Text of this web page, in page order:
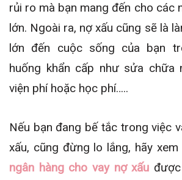
rủi ro mà bạn mang đến cho các
lớn. Ngoài ra, nợ xấu cũng sẽ là
lớn đến cuộc sống của bạn
huống khẩn cấp như sửa chữa
viện phí hoặc học phí…..
Nếu bạn đang bế tắc trong việc
xấu, cũng đừng lo lắng, hãy
ngân hàng cho vay nợ xấu